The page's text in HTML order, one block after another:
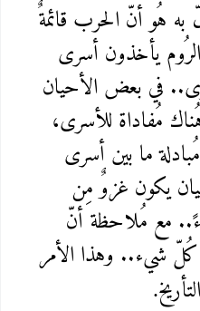
هُو أنّ الحرب قائمةٌ
يأخذون أسرى
في بعض الأحيان
مُفاداة للأسرى،
ما بين أسرى
يكون غزوٌ مِن
مع مُلاحظة أنّ
كُلّ شيء.. وهذا الأمر
.